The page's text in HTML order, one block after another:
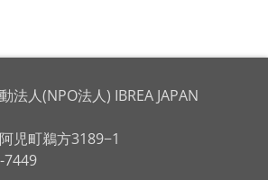
法人(NPO法人) IBREA JAPAN
児町鵜方3189−1
7449